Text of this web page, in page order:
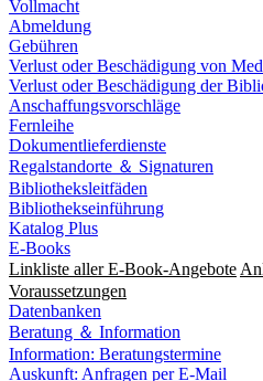
Vollmacht
Abmeldung
Gebühren
Verlust oder Beschädigung von
Verlust oder Beschädigung der
Anschaffungsvorschläge
Fernleihe
Dokumentlieferdienste
Regalstandorte ＆ Signaturen
Bibliotheksleitfäden
Bibliothekseinführung
Katalog Plus
E-Books
Linkliste aller E-Book-Angebote
Voraussetzungen
Datenbanken
Beratung ＆ Information
Information: Beratungstermine
Auskunft: Anfragen per E-Mail